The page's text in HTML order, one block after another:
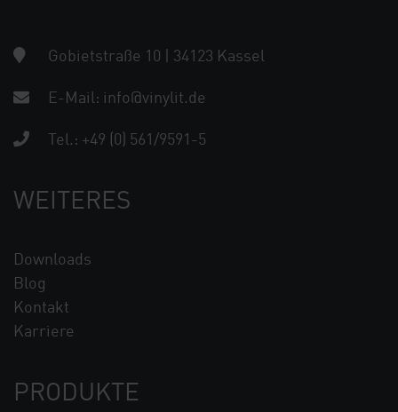
Gobietstraße 10 | 34123 Kassel
E-Mail: info@vinylit.de
Tel.: +49 (0) 561/9591-5
PRODUKTE
WEITERES
Downloads
Blog
Kontakt
Karriere